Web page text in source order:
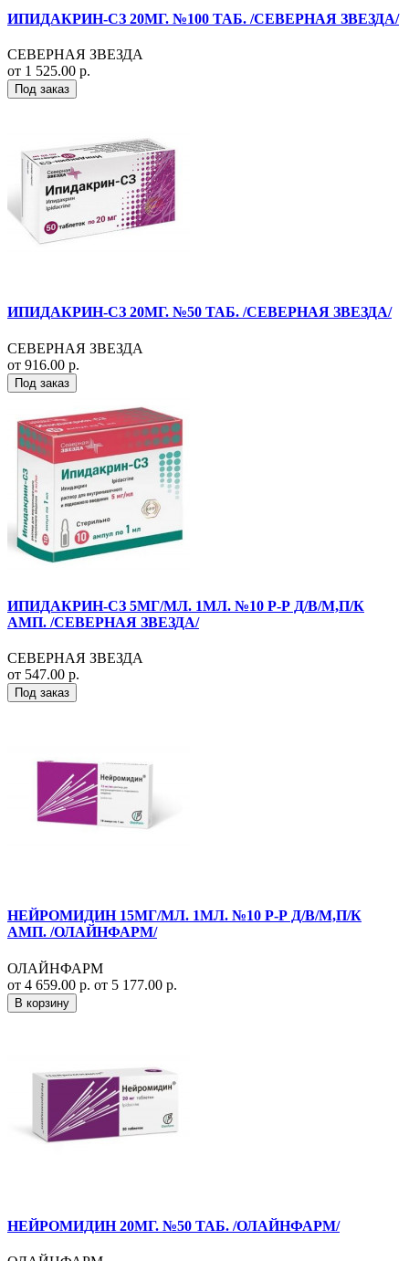
ИПИДАКРИН-СЗ 20МГ. №100 ТАБ. /СЕВЕРНАЯ ЗВЕЗДА/
СЕВЕРНАЯ ЗВЕЗДА
от 1 525.00 р.
Под заказ
ИПИДАКРИН-СЗ 20МГ. №50 ТАБ. /СЕВЕРНАЯ ЗВЕЗДА/
СЕВЕРНАЯ ЗВЕЗДА
от 916.00 р.
Под заказ
ИПИДАКРИН-СЗ 5МГ/МЛ. 1МЛ. №10 Р-Р Д/В/М,П/К
АМП. /СЕВЕРНАЯ ЗВЕЗДА/
СЕВЕРНАЯ ЗВЕЗДА
от 547.00 р.
Под заказ
НЕЙРОМИДИН 15МГ/МЛ. 1МЛ. №10 Р-Р Д/В/М,П/К
АМП. /ОЛАЙНФАРМ/
ОЛАЙНФАРМ
от 4 659.00 р. от 5 177.00 р.
В корзину
НЕЙРОМИДИН 20МГ. №50 ТАБ. /ОЛАЙНФАРМ/